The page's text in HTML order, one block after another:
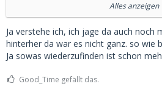
Bei mir war es so, dass ich mein
realen Leben kennengelernt habe.
Wir kannten damals beide noch
Anfang Ihres Studiums und ich habe
Alles anzeigen
Ja verstehe ich, ich jage da auch noch
hinterher da war es nicht ganz. so wie
Ja sowas wiederzufinden ist schon
Good_Time gefällt das.